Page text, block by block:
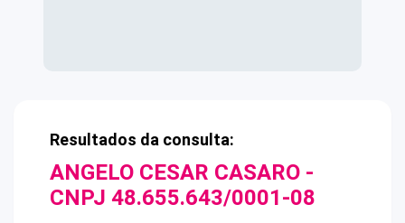
Resultados da consulta:
ANGELO CESAR CASARO -
CNPJ 48.655.643/0001-08